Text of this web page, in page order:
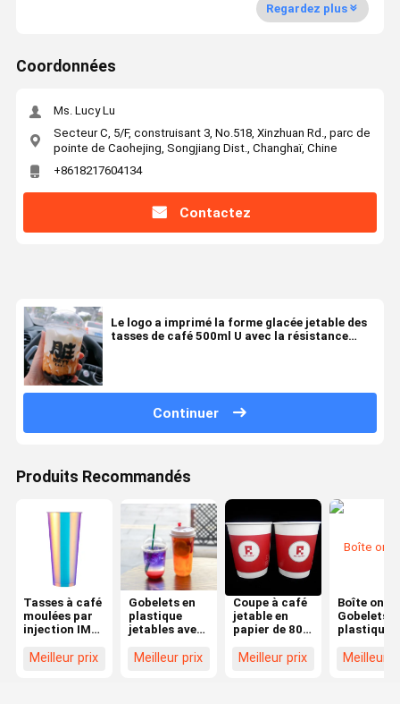
Regardez plus
Coordonnées
Ms. Lucy Lu
Secteur C, 5/F, construisant 3, No.518, Xinzhuan Rd., parc de
pointe de Caohejing, Songjiang Dist., Changhaï, Chine
+8618217604134
Contactez
Le logo a imprimé la forme glacée jetable des
tasses de café 500ml U avec la résistance
Continuer
Produits Recommandés
Tasses à café
moulées par
injection IML
personnalisé
Meilleur prix
Gobelets en
plastique
jetables avec
boîte en
Meilleur prix
Coupe à café
jetable en
papier de 80
diamètre
Meilleur prix
Boîte
Gobelets
plastique
Surface
Meilleur